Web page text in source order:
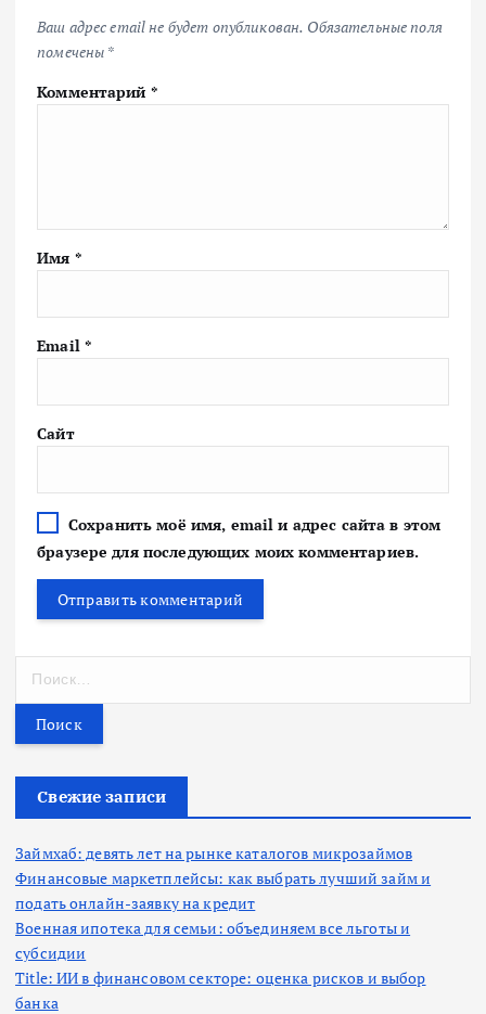
Ваш адрес email не будет опубликован. Обязательные поля
помечены *
Комментарий *
Имя *
Email *
Сайт
Сохранить моё имя, email и адрес сайта в этом
браузере для последующих моих комментариев.
т
Свежие записи
Займхаб: девять лет на рынке каталогов микрозаймов
Финансовые маркетплейсы: как выбрать лучший займ и
подать онлайн-заявку на кредит
Военная ипотека для семьи: объединяем все льготы и
субсидии
Title: ИИ в финансовом секторе: оценка рисков и выбор
банка